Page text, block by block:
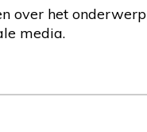
over het
media.